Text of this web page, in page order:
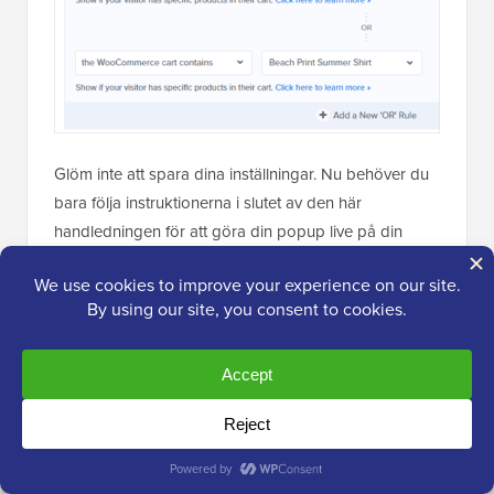
Glöm inte att spara dina inställningar. Nu behöver du
bara följa instruktionerna i slutet av den här
handledningen för att göra din popup live på din
Hur man skapar en WooCommerce
Upsell Popup
EnWooCommerce upsell-popuplåter dig uppmuntra
kunder att köpa en produkt som är dyrare än den de
övervägde.